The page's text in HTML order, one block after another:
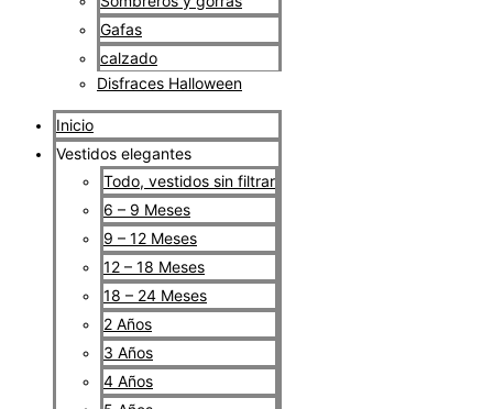
Gafas
calzado
Disfraces Halloween
Inicio
Vestidos elegantes
Todo, vestidos sin filtrar
6 – 9 Meses
9 – 12 Meses
12 – 18 Meses
18 – 24 Meses
2 Años
3 Años
4 Años